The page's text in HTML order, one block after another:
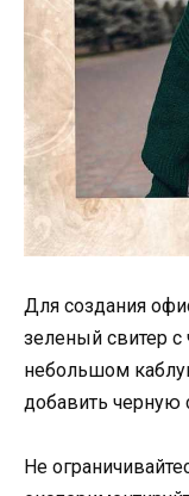
Для создания
зеленый свитер
небольшом
добавить черную
Не